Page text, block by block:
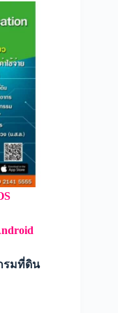
รมที่ดิน